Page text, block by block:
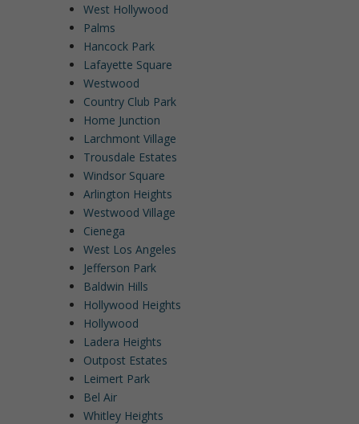
West Hollywood
Palms
Hancock Park
Lafayette Square
Westwood
Country Club Park
Home Junction
Larchmont Village
Trousdale Estates
Windsor Square
Arlington Heights
Westwood Village
Cienega
West Los Angeles
Jefferson Park
Baldwin Hills
Hollywood Heights
Hollywood
Ladera Heights
Outpost Estates
Leimert Park
Bel Air
Whitley Heights